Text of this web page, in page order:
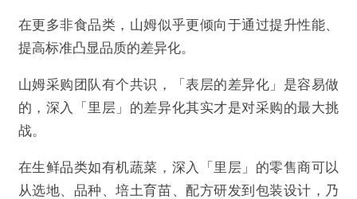
在更多非食品类，山姆似乎更倾向于通过提升性能、
提高标准凸显品质的差异化。
山姆采购团队有个共识，「表层的差异化」是容易做
的，深入「里层」的差异化其实才是对采购的最大挑
战。
在生鲜品类如有机蔬菜，深入「里层」的零售商可以
从选地、品种、培土育苗、配方研发到包装设计，乃